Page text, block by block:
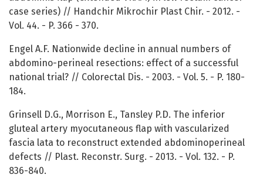
case series) // Handchir Mikrochir Plast Chir. - 2012. -
Vol. 44. - P. 366 - 370.
Engel A.F. Nationwide decline in annual numbers of
abdomino-perineal resections: effect of a successful
national trial? // Colorectal Dis. - 2003. - Vol. 5. - P. 180-
184.
Grinsell D.G., Morrison E., Tansley P.D. The inferior
gluteal artery myocutaneous flap with vascularized
fascia lata to reconstruct extended abdominoperineal
defects // Plast. Reconstr. Surg. - 2013. - Vol. 132. - P.
836-840.